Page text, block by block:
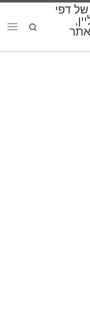
דפי
Search